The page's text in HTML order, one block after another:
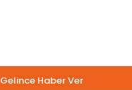
Gelince Haber Ver